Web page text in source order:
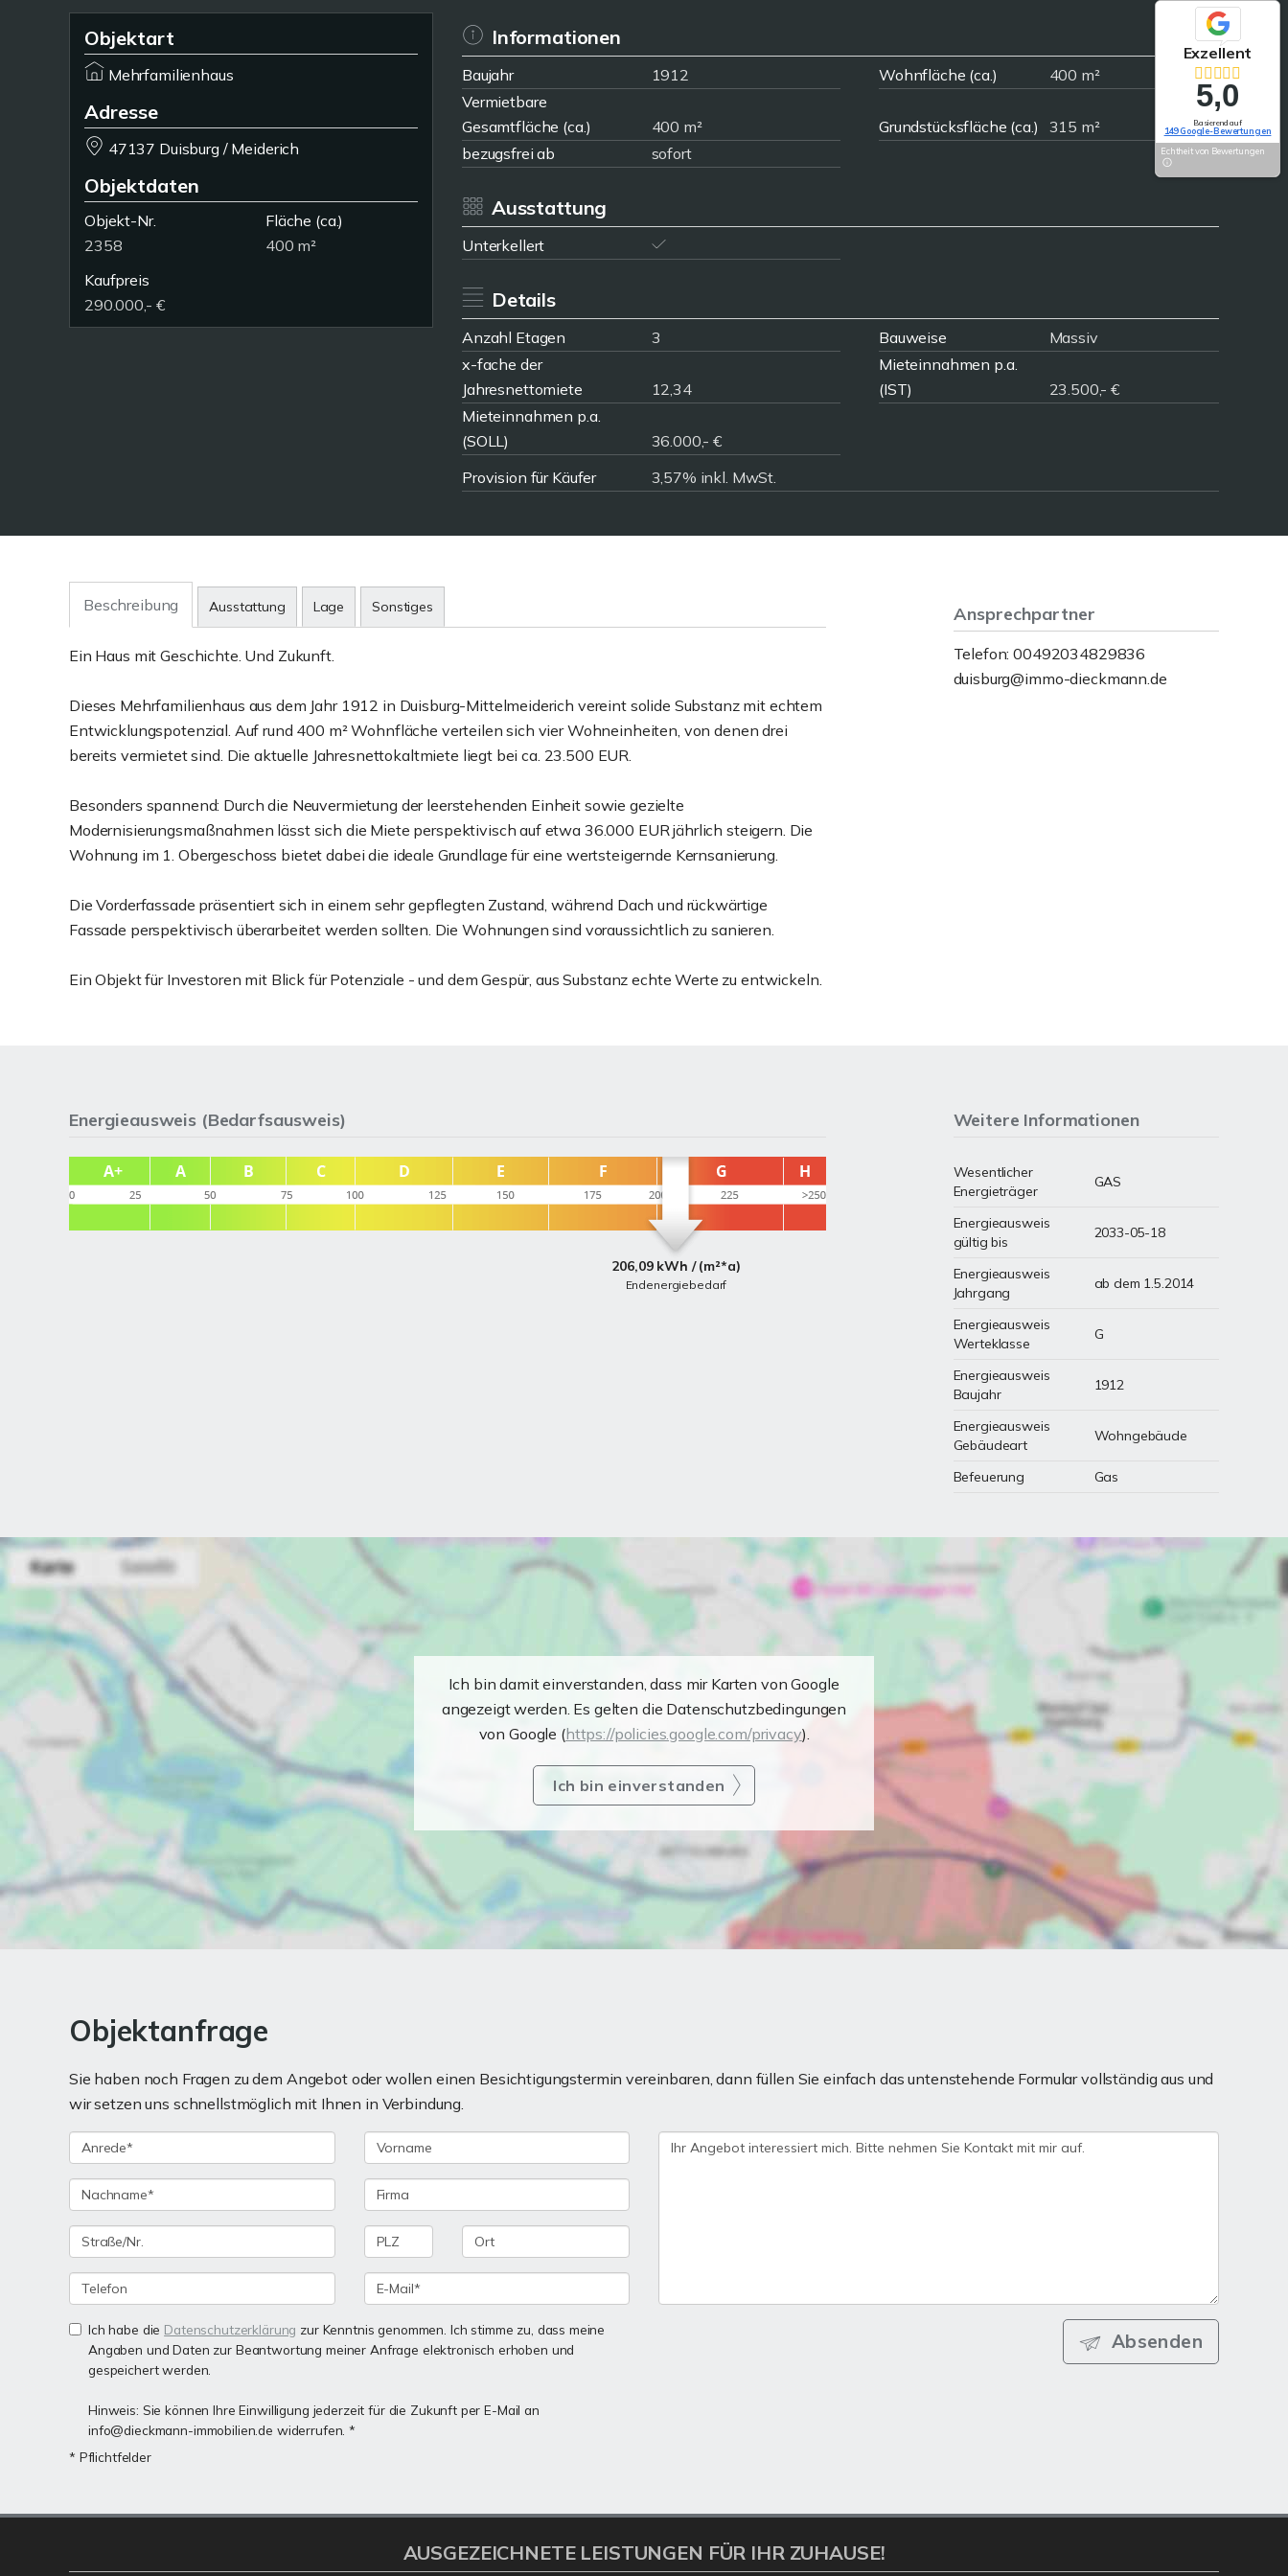
Objektart
Mehrfamilienhaus
Adresse
47137 Duisburg / Meiderich
Objektdaten
Objekt-Nr.
2358
Fläche (ca.)
400 m²
Kaufpreis
290.000,- €
Informationen
Baujahr 1912 Wohnfläche (ca.)
400 m²
Vermietbare
Gesamtfläche (ca.)
400 m² Grundstücksfläche (ca.)
315 m²
bezugsfrei ab
sofort
Ausstattung
Unterkellert
Details
Anzahl Etagen 3 Bauweise
Massiv
x-fache der
Jahresnettomiete
12,34
Mieteinnahmen p.a.
(IST)
23.500,- €
Mieteinnahmen p.a.
(SOLL)
36.000,- €
Provision für Käufer
3,57% inkl. MwSt.
Beschreibung Ausstattung Lage Sonstiges
Ein Haus mit Geschichte. Und Zukunft.
Dieses Mehrfamilienhaus aus dem Jahr 1912 in Duisburg-Mittelmeiderich vereint solide Substanz mit echtem
Entwicklungspotenzial. Auf rund 400 m² Wohnfläche verteilen sich vier Wohneinheiten, von denen drei
bereits vermietet sind. Die aktuelle Jahresnettokaltmiete liegt bei ca. 23.500 EUR.
Besonders spannend: Durch die Neuvermietung der leerstehenden Einheit sowie gezielte
Modernisierungsmaßnahmen lässt sich die Miete perspektivisch auf etwa 36.000 EUR jährlich steigern. Die
Wohnung im 1. Obergeschoss bietet dabei die ideale Grundlage für eine wertsteigernde Kernsanierung.
Die Vorderfassade präsentiert sich in einem sehr gepflegten Zustand, während Dach und rückwärtige
Fassade perspektivisch überarbeitet werden sollten. Die Wohnungen sind voraussichtlich zu sanieren.
Ein Objekt für Investoren mit Blick für Potenziale - und dem Gespür, aus Substanz echte Werte zu entwickeln.
Ansprechpartner
Telefon: 00492034829836
duisburg@immo-dieckmann.de
Energieausweis (Bedarfsausweis)
206,09 kWh / (m²*a)
Endenergiebedarf
Weitere Informationen
Wesentlicher
Energieträger
GAS
Energieausweis
gültig bis
2033-05-18
Energieausweis
Jahrgang
ab dem 1.5.2014
Energieausweis
Werteklasse
G
Energieausweis
Baujahr
1912
Energieausweis
Gebäudeart
Wohngebäude
Befeuerung Gas
Ich bin damit einverstanden, dass mir Karten von Google
angezeigt werden. Es gelten die Datenschutzbedingungen
von Google (https://policies.google.com/privacy).
Ich bin einverstanden
Objektanfrage
Sie haben noch Fragen zu dem Angebot oder wollen einen Besichtigungstermin vereinbaren, dann füllen Sie einfach das untenstehende Formular vollständig aus und
wir setzen uns schnellstmöglich mit Ihnen in Verbindung.
Ich habe die Datenschutzerklärung zur Kenntnis genommen. Ich stimme zu, dass meine
Angaben und Daten zur Beantwortung meiner Anfrage elektronisch erhoben und
gespeichert werden.
Hinweis: Sie können Ihre Einwilligung jederzeit für die Zukunft per E-Mail an
info@dieckmann-immobilien.de widerrufen. *
* Pflichtfelder
Absenden
Exzellent
5,0
Basierend auf
149 Google-Bewertungen
Echtheit von Bewertungen
AUSGEZEICHNETE LEISTUNGEN FÜR IHR ZUHAUSE!